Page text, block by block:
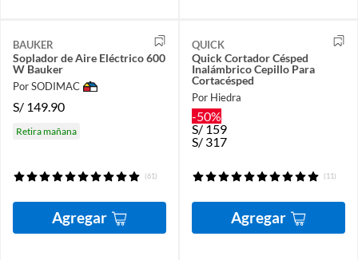
BAUKER
Soplador de Aire Eléctrico 600
W Bauker
Por SODIMAC
S/ 149.90
Retira mañana
(61)
Agregar
QUICK
Quick Cortador Césped
Inalámbrico Cepillo Para
Cortacésped
Por Hiedra
-50%
S/ 159
S/ 317
(11)
Agregar